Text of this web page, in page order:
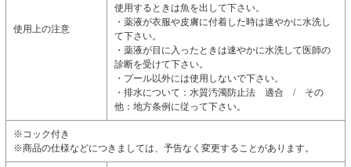
使用上の注意
使用するときは魚を出して下さい。
・薬液が衣服や皮膚に付着した時は速やかに水洗し
て下さい。
・薬液が目に入ったときは速やかに水洗して医師の
診断を受けて下さい。
・プール以外には使用しないで下さい。
・排水について：水質汚濁防止法 適合 / その
他：地方条例に従って下さい。
※コック付き
※商品の仕様などにつきましては、予告なく変更することがあります。